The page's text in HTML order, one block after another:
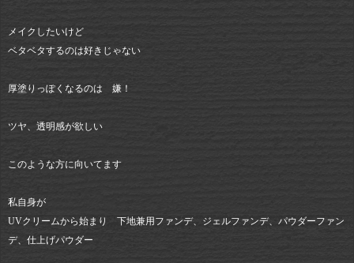
メイクしたいけど
ベタベタするのは好きじゃない
厚塗りっぽくなるのは 嫌！
ツヤ、透明感が欲しい
このような方に向いてます
私自身が
UVクリームから始まり 下地兼用ファンデ、ジェルファンデ、パウダーファン
デ、仕上げパウダー